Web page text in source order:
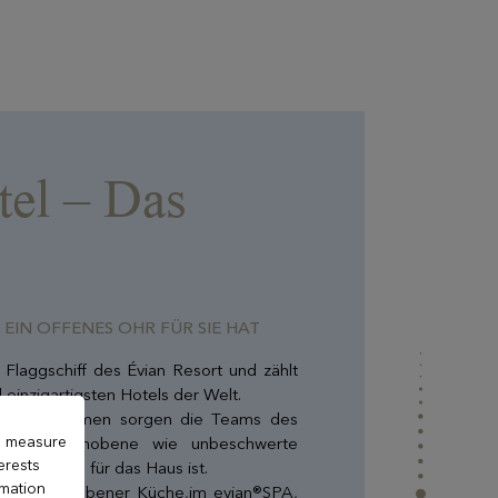
– Das
OFFENES OHR FÜR SIE HAT
des Évian Resort und zählt
einzigartigsten Hotels der Welt.
Rahmen sorgen die Teams des
gehobene wie unbeschwerte
für das Haus ist.
mit gehobener Küche,im evian®SPA,